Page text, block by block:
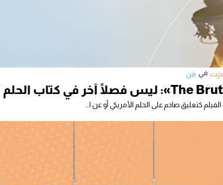
فن في
كتعليق صادم على الحلم الأمريكي أو عن ا...